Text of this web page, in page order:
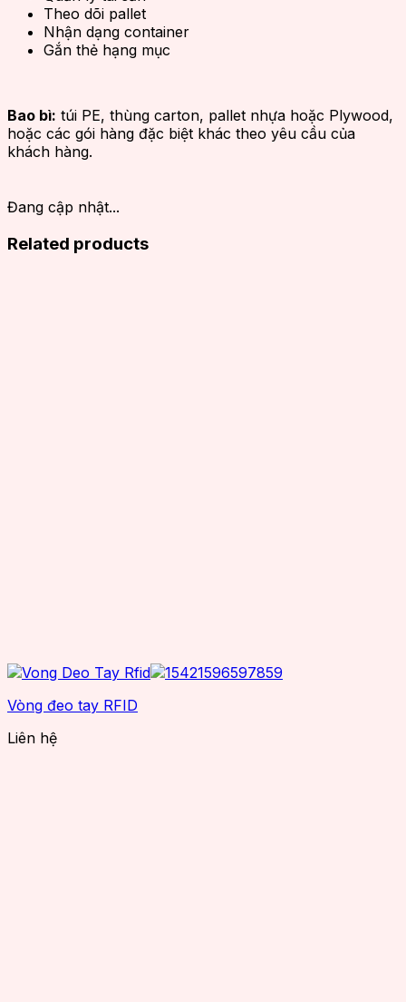
Theo dõi pallet
Nhận dạng container
Gắn thẻ hạng mục
Bao bì: túi PE, thùng carton, pallet nhựa hoặc Plywood,
hoặc các gói hàng đặc biệt khác theo yêu cầu của
khách hàng.
Đang cập nhật...
Related products
Vòng đeo tay RFID
Liên hệ